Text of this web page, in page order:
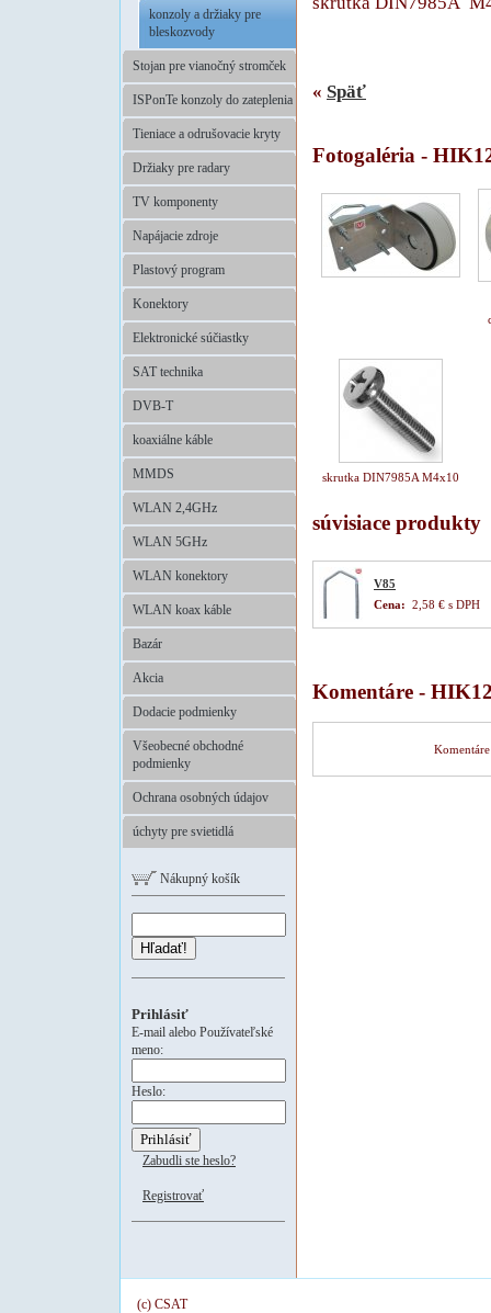
konzoly a držiaky pre
bleskozvody
Stojan pre vianočný stromček
ISPonTe konzoly do zateplenia
Tieniace a odrušovacie kryty
Držiaky pre radary
TV komponenty
Napájacie zdroje
Plastový program
Konektory
Elektronické súčiastky
SAT technika
DVB-T
koaxiálne káble
MMDS
WLAN 2,4GHz
WLAN 5GHz
WLAN konektory
WLAN koax káble
Bazár
Akcia
Dodacie podmienky
Všeobecné obchodné
podmienky
Ochrana osobných údajov
úchyty pre svietidlá
Nákupný košík
Hľadať!
Prihlásiť
E-mail alebo Používateľské
meno:
Heslo:
Zabudli ste heslo?
Registrovať
« Späť
Fotogaléria -
skrutka DIN7985A M4x10
súvisiace produkty
V85
Cena: 2,58 € s DPH
Komentáre -
(c) CSAT